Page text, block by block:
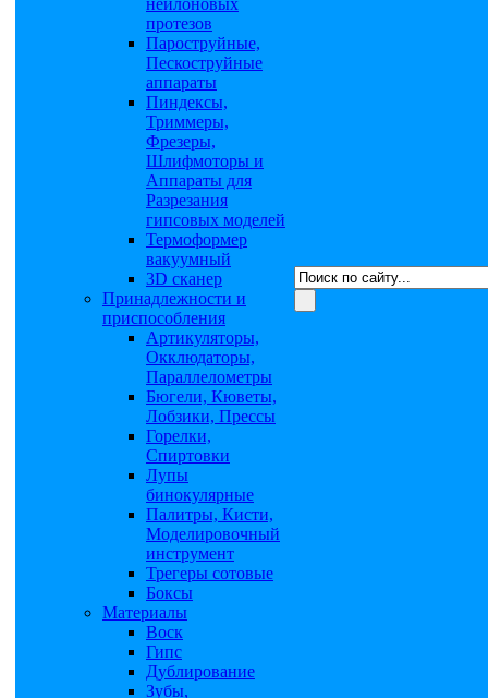
нейлоновых
протезов
Пароструйные,
Пескоструйные
аппараты
Пиндексы,
Триммеры,
Фрезеры,
Шлифмоторы и
Аппараты для
Разрезания
гипсовых моделей
Термоформер
вакуумный
3D сканер
Принадлежности и
приспособления
Артикуляторы,
Окклюдаторы,
Параллелометры
Бюгели, Кюветы,
Лобзики, Прессы
Горелки,
Спиртовки
Лупы
бинокулярные
Палитры, Кисти,
Моделировочный
инструмент
Трегеры сотовые
Боксы
Материалы
Воск
Гипс
Дублирование
Зубы,